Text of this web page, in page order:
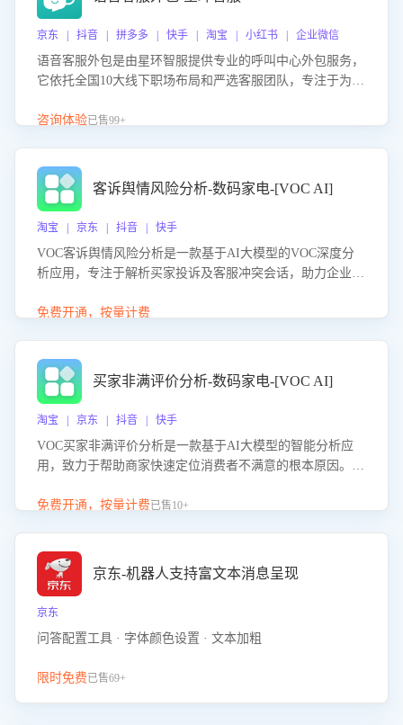
京东 | 抖音 | 拼多多 | 快手 | 淘宝 | 小红书 | 企业微信
语音客服外包是由星环智服提供专业的呼叫中心外包服务，
它依托全国10大线下职场布局和严选客服团队，专注于为企
客服团队和智能工具提升语音客服服务效率和质量，帮助企
咨询体验已售99+
客诉舆情风险分析-数码家电-[VOC AI]
淘宝 | 京东 | 抖音 | 快手
VOC客诉舆情风险分析是一款基于AI大模型的VOC深度分
析应用，专注于解析买家投诉及客服冲突会话，助力企业精
别客户情绪、归因争议根源，并客观评估客服应对合理性与
能力，阻断差评扩散，维护品牌声誉，实现客户满意度的持
续提升。
免费开通，按量计费
买家非满评价分析-数码家电-[VOC AI]
淘宝 | 京东 | 抖音 | 快手
VOC买家非满评价分析是一款基于AI大模型的智能分析应
用，致力于帮助商家快速定位消费者不满意的根本原因。该
客服原因或其它部门原因，明确责任归属，提供可落地的改
改，有效提升客户满意度和店铺整体服务质量。
免费开通，按量计费已售10+
京东-机器人支持富文本消息呈现
京东
问答配置工具 · 字体颜色设置 · 文本加粗
限时免费已售69+